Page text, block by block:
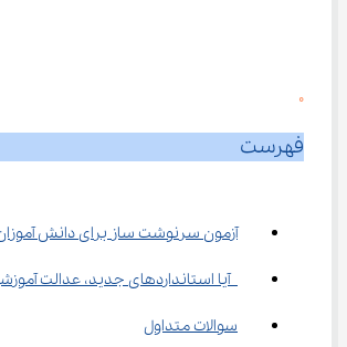
0
فهرست
آزمون سرنوشت‌ ساز برای دانش آموزان ابتدایی
آیا استانداردهای جدید، عدالت آموزشی
سوالات متداول